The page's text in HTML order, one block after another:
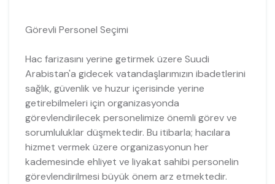
Görevli Personel Seçimi
Hac farizasını yerine getirmek üzere Suudi
Arabistan'a gidecek vatandaşlarımızın ibadetlerini
sağlık, güvenlik ve huzur içerisinde yerine
getirebilmeleri için organizasyonda
görevlendirilecek personelimize önemli görev ve
sorumluluklar düşmektedir. Bu itibarla; hacılara
hizmet vermek üzere organizasyonun her
kademesinde ehliyet ve liyakat sahibi personelin
görevlendirilmesi büyük önem arz etmektedir.